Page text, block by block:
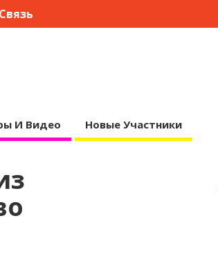
И Видео Новые Участники